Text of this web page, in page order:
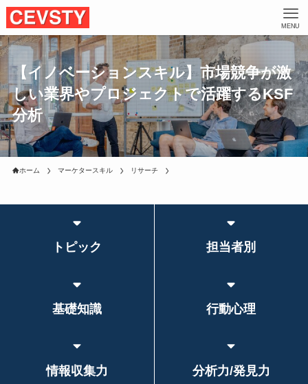
MENU
【イノベーションスキル】市場競争が激
しい業界やプロジェクトで活躍するKSF
分析
ホーム マーケタースキル リサーチ
トピック 担当者別
基礎知識 行動心理
情報収集力 分析力/発見力